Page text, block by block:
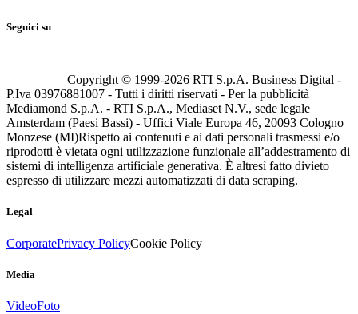
Seguici su
Copyright © 1999-2026 RTI S.p.A. Business Digital -
P.Iva 03976881007 - Tutti i diritti riservati - Per la pubblicità
Mediamond S.p.A. - RTI S.p.A., Mediaset N.V., sede legale
Amsterdam (Paesi Bassi) - Uffici Viale Europa 46, 20093 Cologno
Monzese (MI)Rispetto ai contenuti e ai dati personali trasmessi e/o
riprodotti è vietata ogni utilizzazione funzionale all’addestramento di
sistemi di intelligenza artificiale generativa. È altresì fatto divieto
espresso di utilizzare mezzi automatizzati di data scraping.
Legal
CorporatePrivacy PolicyCookie Policy
Media
VideoFoto